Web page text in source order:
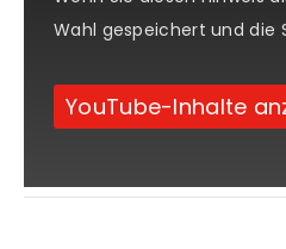
Wahl gespeichert und die
YouTube-Inhalte